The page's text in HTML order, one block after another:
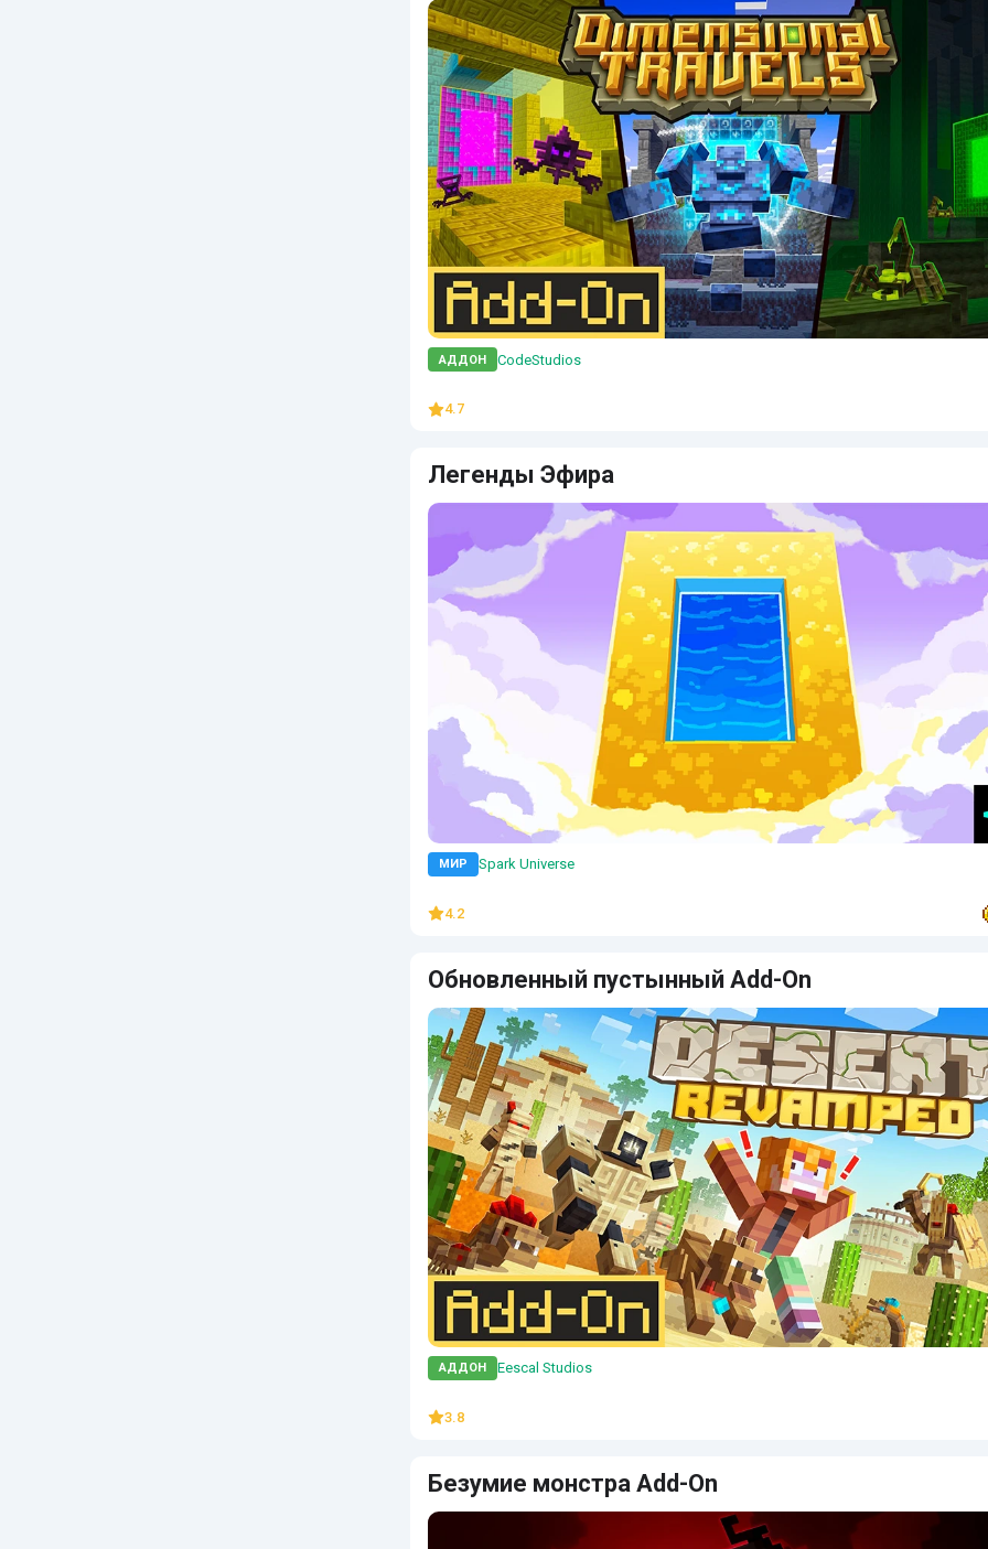
АДДОН CodeStudios
4.7
Легенды Эфира
МИР Spark Universe
4.2
Обновленный пустынный Add-On
АДДОН Eescal Studios
3.8
Безумие монстра Add-On